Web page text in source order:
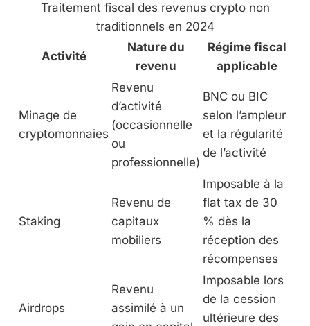
Traitement fiscal des revenus crypto non
traditionnels en 2024
Activité
Nature du
revenu
Régime fiscal
applicable
Minage de
cryptomonnaies
Revenu
d’activité
(occasionnelle
ou
professionnelle)
BNC ou BIC
selon l’ampleur
et la régularité
de l’activité
Staking
Revenu de
capitaux
mobiliers
Imposable à la
flat tax de 30
% dès la
réception des
récompenses
Airdrops
Revenu
assimilé à un
Imposable lors
de la cession
ultérieure des